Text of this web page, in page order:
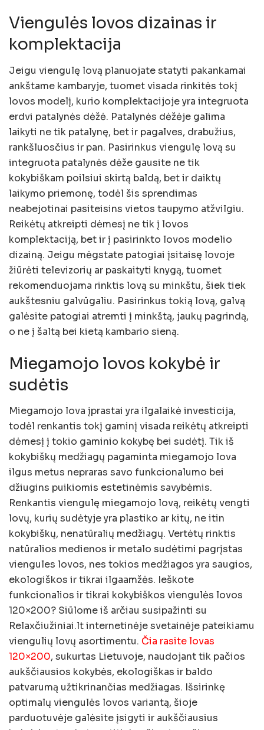
Viengulės lovos dizainas ir
komplektacija
Jeigu viengulę lovą planuojate statyti pakankamai
ankštame kambaryje, tuomet visada rinkitės tokį
lovos modelį, kurio komplektacijoje yra integruota
erdvi patalynės dėžė. Patalynės dėžėje galima
laikyti ne tik patalynę, bet ir pagalves, drabužius,
rankšluosčius ir pan. Pasirinkus viengulę lovą su
integruota patalynės dėže gausite ne tik
kokybiškam poilsiui skirtą baldą, bet ir daiktų
laikymo priemonę, todėl šis sprendimas
neabejotinai pasiteisins vietos taupymo atžvilgiu.
Reikėtų atkreipti dėmesį ne tik į lovos
komplektaciją, bet ir į pasirinkto lovos modelio
dizainą. Jeigu mėgstate patogiai įsitaisę lovoje
žiūrėti televizorių ar paskaityti knygą, tuomet
rekomenduojama rinktis lovą su minkštu, šiek tiek
aukštesniu galvūgaliu. Pasirinkus tokią lovą, galvą
galėsite patogiai atremti į minkštą, jaukų pagrindą,
o ne į šaltą bei kietą kambario sieną.
Miegamojo lovos kokybė ir
sudėtis
Miegamojo lova įprastai yra ilgalaikė investicija,
todėl renkantis tokį gaminį visada reikėtų atkreipti
dėmesį į tokio gaminio kokybę bei sudėtį. Tik iš
kokybiškų medžiagų pagaminta miegamojo lova
ilgus metus nepraras savo funkcionalumo bei
džiugins puikiomis estetinėmis savybėmis.
Renkantis viengulę miegamojo lovą, reikėtų vengti
lovų, kurių sudėtyje yra plastiko ar kitų, ne itin
kokybiškų, nenatūralių medžiagų. Vertėtų rinktis
natūralios medienos ir metalo sudėtimi pagrįstas
viengules lovos, nes tokios medžiagos yra saugios,
ekologiškos ir tikrai ilgaamžės. Ieškote
funkcionalios ir tikrai kokybiškos viengulės lovos
120×200? Siūlome iš arčiau susipažinti su
Relaxčiužiniai.lt internetinėje svetainėje pateikiamu
viengulių lovų asortimentu. Čia rasite lovas
120×200, sukurtas Lietuvoje, naudojant tik pačios
aukščiausios kokybės, ekologiškas ir baldo
patvarumą užtikrinančias medžiagas. Išsirinkę
optimalų viengulės lovos variantą, šioje
parduotuvėje galėsite įsigyti ir aukščiausius